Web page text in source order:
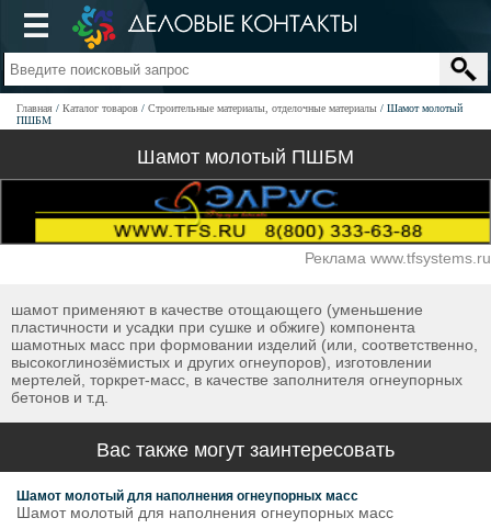
Главная Каталог товаров Строительные материалы, отделочные материалы
Шамот молотый
ПШБМ
Шамот молотый ПШБМ
Реклама www.tfsystems.ru
шамот применяют в качестве отощающего (уменьшение
пластичности и усадки при сушке и обжиге) компонента
шамотных масс при формовании изделий (или, соответственно,
высокоглинозёмистых и других огнеупоров), изготовлении
мертелей, торкрет-масс, в качестве заполнителя огнеупорных
бетонов и т.д.
Вас также могут заинтересовать
Шамот молотый для наполнения огнеупорных масс
Шамот молотый для наполнения огнеупорных масс